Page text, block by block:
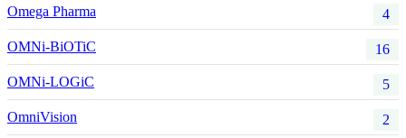
Omega Pharma 4
OMNi-BiOTiC 16
OMNi-LOGiC 5
OmniVision 2